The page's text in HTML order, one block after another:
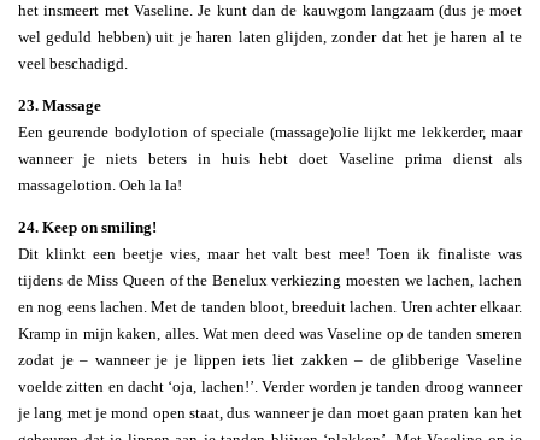
het insmeert met Vaseline. Je kunt dan de kauwgom langzaam (dus je moet
wel geduld hebben) uit je haren laten glijden, zonder dat het je haren al te
veel beschadigd.
23. Massage
Een geurende bodylotion of speciale (massage)olie lijkt me lekkerder, maar
wanneer je niets beters in huis hebt doet Vaseline prima dienst als
massagelotion. Oeh la la!
24. Keep on smiling!
Dit klinkt een beetje vies, maar het valt best mee! Toen ik finaliste was
tijdens de Miss Queen of the Benelux verkiezing moesten we lachen, lachen
en nog eens lachen. Met de tanden bloot, breeduit lachen. Uren achter elkaar.
Kramp in mijn kaken, alles. Wat men deed was Vaseline op de tanden smeren
zodat je – wanneer je je lippen iets liet zakken – de glibberige Vaseline
voelde zitten en dacht ‘oja, lachen!’. Verder worden je tanden droog wanneer
je lang met je mond open staat, dus wanneer je dan moet gaan praten kan het